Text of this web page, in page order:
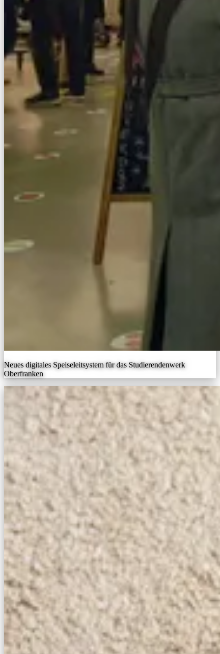
Neues digitales Speiseleitsystem für das Studierendenwerk
Oberfranken